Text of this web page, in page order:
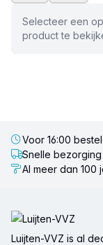
Selecteer een
product te
Voor 16:00
Snelle
Al meer dan
Luijten-VVZ is al